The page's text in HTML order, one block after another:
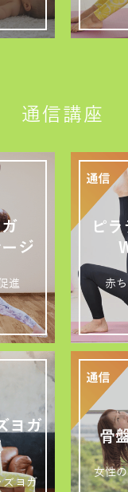
通信講座
ジ
進
ピ
赤
ヨガ
ズヨガ
骨
女性